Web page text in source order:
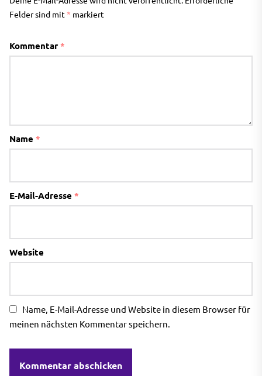
Felder sind mit* markiert
Kommentar *
Name *
E-Mail-Adresse *
Website
Name, E-Mail-Adresse und Website in diesem Browser für
meinen nächsten Kommentar speichern.